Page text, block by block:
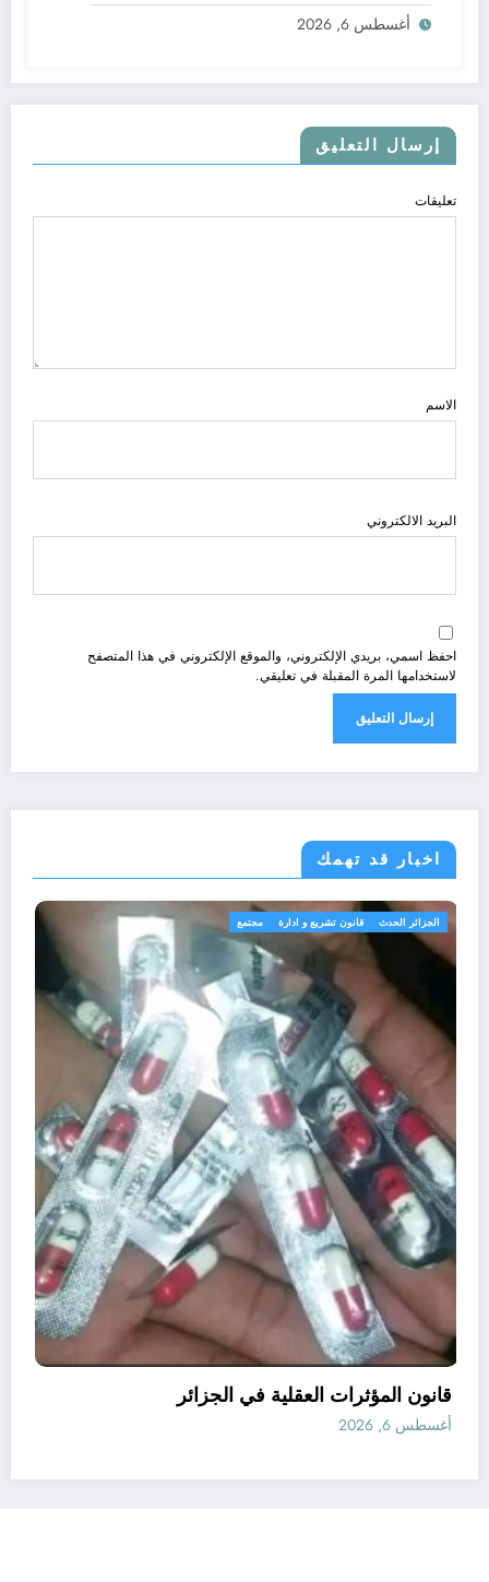
أغسطس 6, 2026
إرسال التعليق
تعليقات
الاسم
البريد الالكتروني
احفظ اسمي، بريدي الإلكتروني، والموقع الإلكتروني في هذا المتصفح
لاستخدامها المرة المقبلة في تعليقي.
اخبار قد تهمك
الجزائر الحدث
لمالك بن نبي